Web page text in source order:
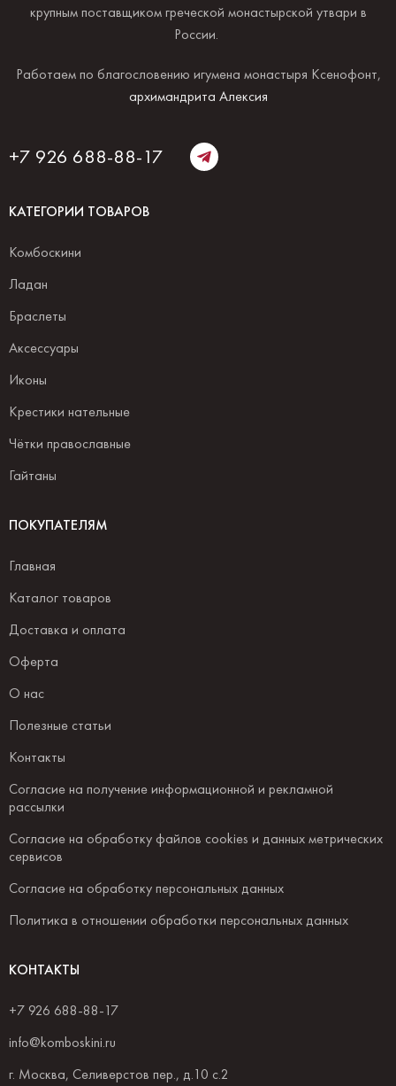
крупным поставщиком греческой монастырской утвари в
России.
Работаем по благословению игумена монастыря Ксенофонт,
архимандрита Алексия
+7 926 688-88-17
КАТЕГОРИИ ТОВАРОВ
Комбоскини
Ладан
Браслеты
Аксессуары
Иконы
Крестики нательные
Чётки православные
Гайтаны
ПОКУПАТЕЛЯМ
Главная
Каталог товаров
Доставка и оплата
Оферта
О нас
Полезные статьи
Контакты
Согласие на получение информационной и рекламной
рассылки
Согласие на обработку файлов cookies и данных метрических
сервисов
Согласие на обработку персональных данных
Политика в отношении обработки персональных данных
КОНТАКТЫ
+7 926 688-88-17
info@komboskini.ru
г. Москва, Селиверстов пер., д.10 с.2